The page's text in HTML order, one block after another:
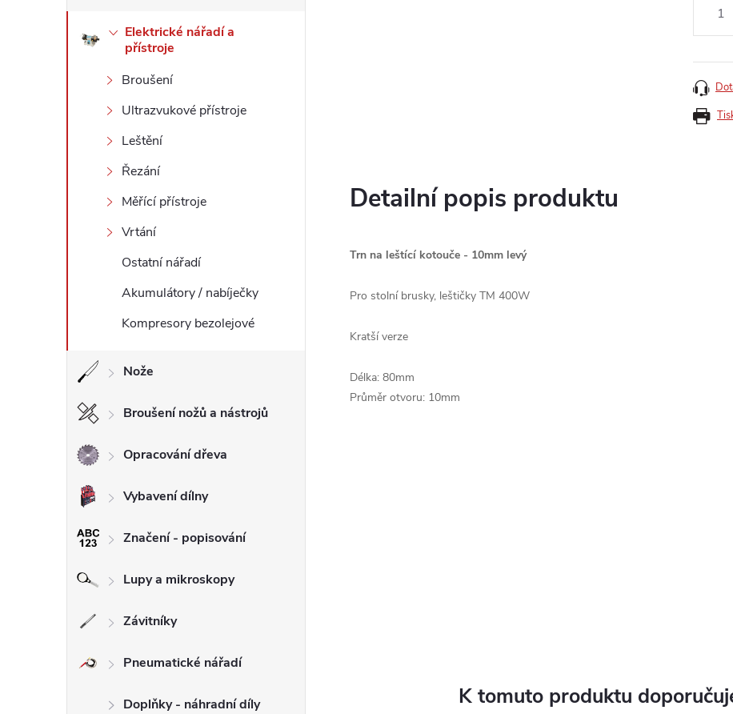
p
Elektrické nářadí a
přístroje
Broušení
Ultrazvukové přístroje
Leštění
Řezání
Měřící přístroje
Vrtání
Ostatní nářadí
Akumulátory / nabíječky
Kompresory bezolejové
Nože
Broušení nožů a nástrojů
Opracování dřeva
Vybavení dílny
Značení - popisování
Lupy a mikroskopy
Závitníky
Pneumatické nářadí
Doplňky - náhradní díly
Detailní popis produktu
Trn na leštící kotouče - 10mm levý
Pro stolní brusky, leštičky TM 400W
Kratší verze
Délka: 80mm
Průměr otvoru: 10mm
K tomuto produktu